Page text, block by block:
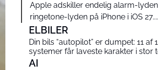
Apple adskiller endelig alarm-
ringetone-lyden på iPhone i iOS 27....
ELBILER
Din bils “autopilot” er dumpet: 11 af
systemer får laveste karakter i stor
AI